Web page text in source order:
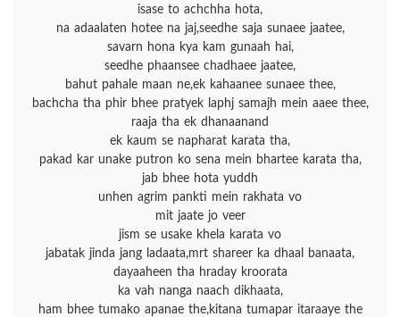
isase to achchha hota,
na adaalaten hotee na jaj,seedhe saja sunaee jaatee,
savarn hona kya kam gunaah hai,
seedhe phaansee chadhaee jaatee,
bahut pahale maan ne,ek kahaanee sunaee thee,
bachcha tha phir bhee pratyek laphj samajh mein aaee thee,
raaja tha ek dhanaanand
ek kaum se napharat karata tha,
pakad kar unake putron ko sena mein bhartee karata tha,
jab bhee hota yuddh
unhen agrim pankti mein rakhata vo
mit jaate jo veer
jism se usake khela karata vo
jabatak jinda jang ladaata,mrt shareer ka dhaal banaata,
dayaaheen tha hraday kroorata
ka vah nanga naach dikhaata,
ham bhee tumako apanae the,kitana tumapar itaraaye the